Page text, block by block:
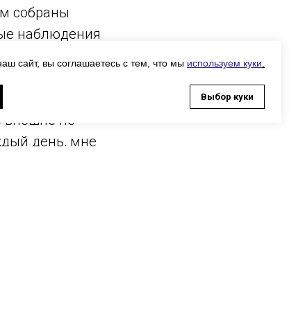
собраны
наблюдения
и
внешне не
день, мне
сайт, вы соглашаетесь с тем, что мы используем куки.
Выбор куки